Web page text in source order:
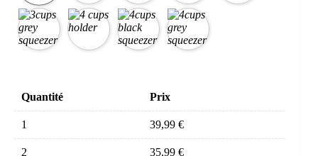
Quantité Prix
1 39,99 €
2 35,99 €